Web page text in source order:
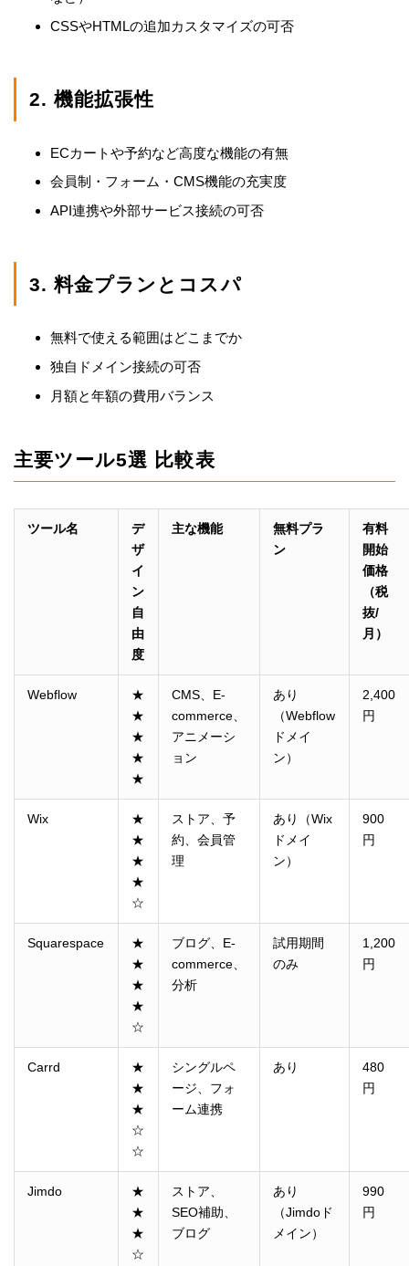
CSSやHTMLの追加カスタマイズの可否
2. 機能拡張性
ECカートや予約など高度な機能の有無
会員制・フォーム・CMS機能の充実度
API連携や外部サービス接続の可否
3. 料金プランとコスパ
無料で使える範囲はどこまでか
独自ドメイン接続の可否
月額と年額の費用バランス
主要ツール5選 比較表
ツール名
デ
ザ
イ
ン
自
由
度
主な機能
無料プラ
ン
有料
開始
価格
（税
抜/
月）
Webflow
★
★
★
★
★
CMS、E-
commerce、
アニメーシ
ョン
あり
（Webflow
ドメイ
ン）
2,400
円
Wix
★
★
★
★
☆
ストア、予
約、会員管
理
あり（Wix
ドメイ
ン）
900
円
Squarespace
★
★
★
★
☆
ブログ、E-
commerce、
分析
試用期間
のみ
1,200
円
Carrd
★
★
★
☆
☆
シングルペ
ージ、フォ
ーム連携
あり
480
円
Jimdo
★
★
★
☆
ストア、
SEO補助、
ブログ
あり
（Jimdoド
メイン）
990
円